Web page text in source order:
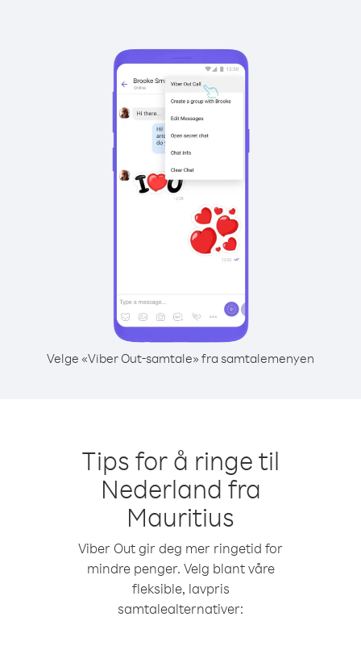
Velge «Viber Out-samtale» fra samtalemenyen
Tips for å ringe til
Nederland fra
Mauritius
Viber Out gir deg mer ringetid for
mindre penger. Velg blant våre
fleksible, lavpris
samtalealternativer: